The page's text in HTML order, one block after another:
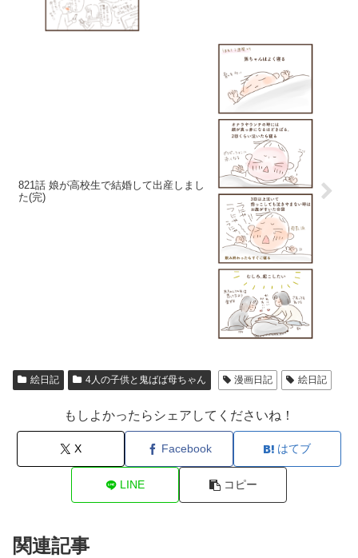
821話 娘が高校生で結婚して出産しまし
た(完)
絵日記 4人の子供と鬼ばば母ちゃん 漫画日記 絵日記
もしよかったらシェアしてくださいね！
X Facebook はてブ
LINE コピー
関連記事